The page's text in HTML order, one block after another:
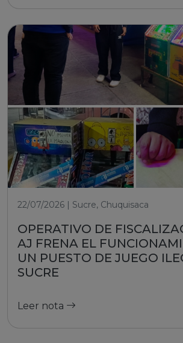
22/07/2026 | Sucre, Chuquisaca
OPERATIVO DE
AJ FRENA EL
UN PUESTO DE JUEGO
SUCRE
Leer nota